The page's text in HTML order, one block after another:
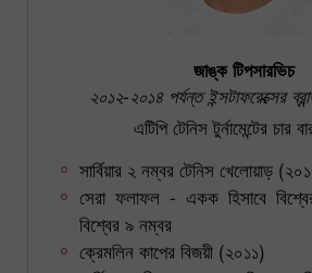
জাঙ্ক টিপসারভিচ
২০১২-২০১৪ পর্যন্ত ইন্সটাফরেক্সের
এটিপি টেনিস টুর্নামেন্টের চার
সার্বিয়ার ২ নম্বর টেনিস খেলোয়াড়
সেরা ফলাফল - একক হিসাবে
বিশ্বের ৯ নম্বর
ক্রেমলিন কাপের বিজয়ী (২০১১)